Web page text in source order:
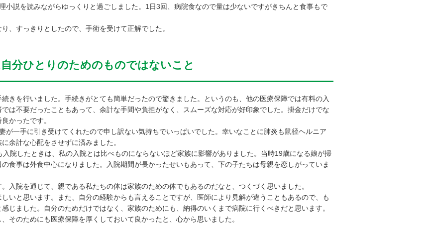
説を読みながらゆっくりと過ごしました。1日3回、病院食なので量は少ないですがきちんと食事もで
、すっきりとしたので、手術を受けて正解でした。
分ひとりのためのものではないこと
きを行いました。手続きがとても簡単だったので驚きました。というのも、他の医療保障では有料の入
は不要だったこともあって、余計な手間や負担がなく、スムーズな対応が好印象でした。掛金だけでな
かったです。
一手に引き受けてくれたので申し訳ない気持ちでいっぱいでした。幸いなことに肺炎も鼠径ヘルニア
余計な心配をさせずに済みました。
院したときは、私の入院とは比べものにならないほど家族に影響がありました。当時19歳になる娘が掃
食事は外食中心になりました。入院期間が長かったせいもあって、下の子たちは母親を恋しがっていま
入院を通じて、親である私たちの体は家族のための体でもあるのだなと、つくづく思いました。
いと思います。また、自分の経験からも言えることですが、医師により見解が違うこともあるので、も
じました。自分のためだけではなく、家族のためにも、納得のいくまで病院に行くべきだと思います。
そのためにも医療保障を厚くしておいて良かったと、心から思いました。